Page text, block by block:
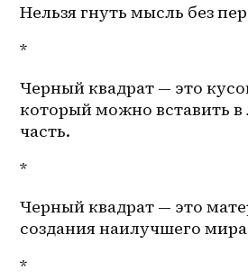
Нельзя гнуть мысль без
*
Черный квадрат — это
который можно вставить в
часть.
*
Черный квадрат — это
создания наилучшего
*